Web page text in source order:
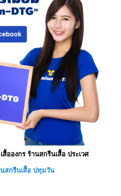
อองกร ร้านสกรีนเสื้อ ประเวศ
นสกรีนเสื้อ ปทุมวัน